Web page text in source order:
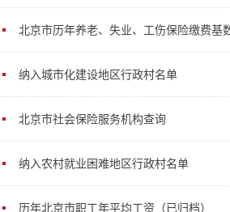
北京市历年养老、失业、工伤保险缴费基
纳入城市化建设地区行政村名单
北京市社会保险服务机构查询
纳入农村就业困难地区行政村名单
历年北京市职工年平均工资（已归档）